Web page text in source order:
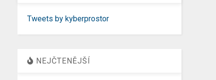
Tweets by kyberprostor
NEJČTENĚJŠÍ